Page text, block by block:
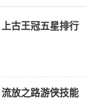
古王冠五星排行
放之路游侠技能